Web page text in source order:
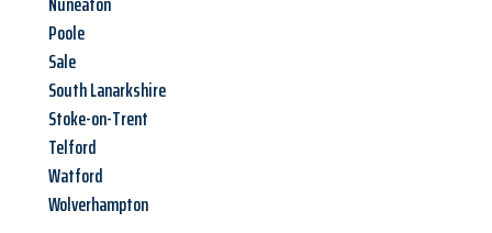
Poole
Sale
South Lanarkshire
Stoke-on-Trent
Telford
Watford
Wolverhampton